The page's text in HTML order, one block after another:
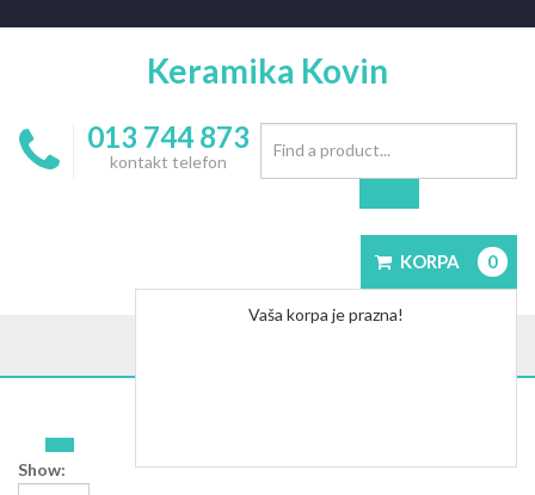
Keramika Kovin
013 744 873
kontakt telefon
KORPA 0
Vaša korpa je prazna!
Show: